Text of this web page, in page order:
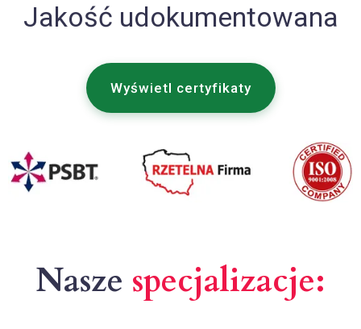
Jakość udokumentowana
Wyświetl certyfikaty
Nasze specjalizacje: